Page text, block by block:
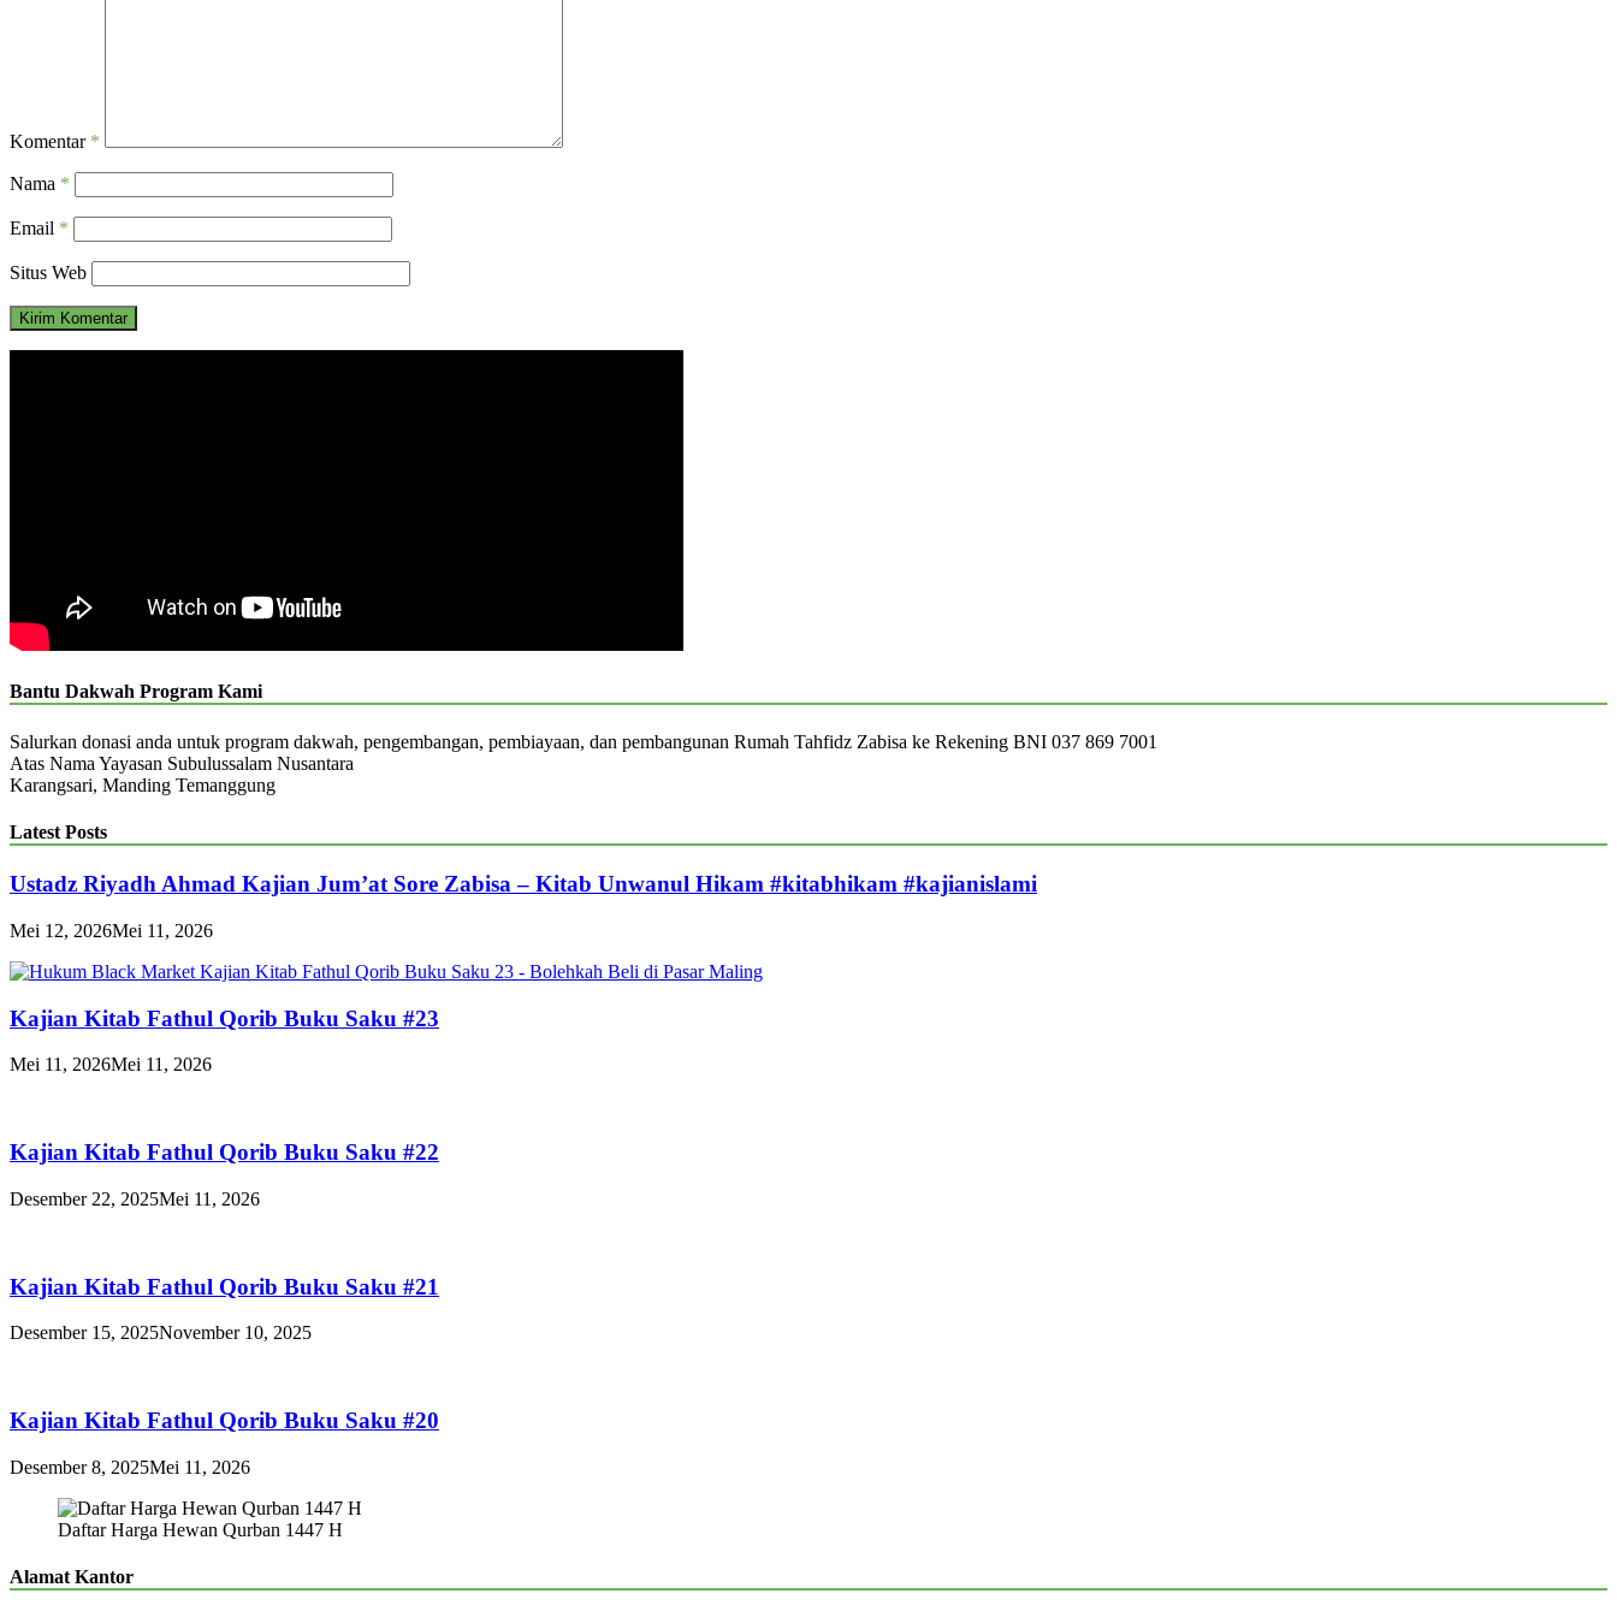
Komentar *
Nama *
Email *
Situs Web
Bantu Dakwah Program Kami
Salurkan donasi anda untuk program dakwah, pengembangan, pembiayaan, dan pembangunan Rumah Tahfidz Zabisa ke Rekening BNI 037 869 7001
Atas Nama Yayasan Subulussalam Nusantara
Karangsari, Manding Temanggung
Latest Posts
Ustadz Riyadh Ahmad Kajian Jum’at Sore Zabisa – Kitab Unwanul Hikam #kitabhikam #kajianislami
Mei 12, 2026Mei 11, 2026
Kajian Kitab Fathul Qorib Buku Saku #23
Mei 11, 2026Mei 11, 2026
Kajian Kitab Fathul Qorib Buku Saku #22
Desember 22, 2025Mei 11, 2026
Kajian Kitab Fathul Qorib Buku Saku #21
Desember 15, 2025November 10, 2025
Kajian Kitab Fathul Qorib Buku Saku #20
Desember 8, 2025Mei 11, 2026
Daftar Harga Hewan Qurban 1447 H
Alamat Kantor